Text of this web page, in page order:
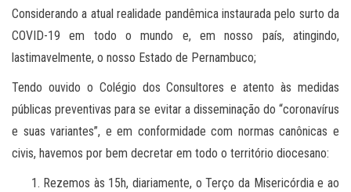
Considerando a atual realidade pandêmica instaurada pelo surto da
COVID-19 em todo o mundo e, em nosso país, atingindo,
lastimavelmente, o nosso Estado de Pernambuco;
Tendo ouvido o Colégio dos Consultores e atento às medidas
públicas preventivas para se evitar a disseminação do “coronavírus
e suas variantes”, e em conformidade com normas canônicas e
civis, havemos por bem decretar em todo o território diocesano:
Rezemos às 15h, diariamente, o Terço da Misericórdia e ao